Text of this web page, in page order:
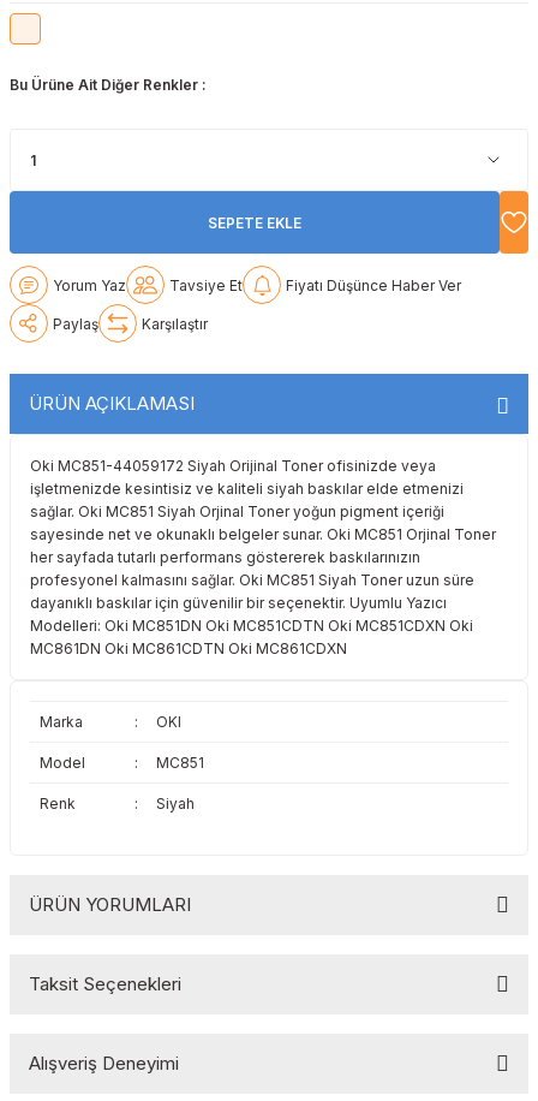
Sharp
Toshiba
Triumph Adler
Toshiba
Triumph Adler
Utax
Bu Ürüne Ait Diğer Renkler :
SEPETE EKLE
Yorum Yaz Tavsiye Et Fiyatı Düşünce Haber Ver
Paylaş Karşılaştır
ÜRÜN AÇIKLAMASI
Oki MC851-44059172 Siyah Orijinal Toner ofisinizde veya
işletmenizde kesintisiz ve kaliteli siyah baskılar elde etmenizi
sağlar. Oki MC851 Siyah Orjinal Toner yoğun pigment içeriği
sayesinde net ve okunaklı belgeler sunar. Oki MC851 Orjinal Toner
her sayfada tutarlı performans göstererek baskılarınızın
profesyonel kalmasını sağlar. Oki MC851 Siyah Toner uzun süre
dayanıklı baskılar için güvenilir bir seçenektir. Uyumlu Yazıcı
Modelleri: Oki MC851DN Oki MC851CDTN Oki MC851CDXN Oki
MC861DN Oki MC861CDTN Oki MC861CDXN
Marka : OKI
Model : MC851
Renk : Siyah
ÜRÜN YORUMLARI
Taksit Seçenekleri
Alışveriş Deneyimi